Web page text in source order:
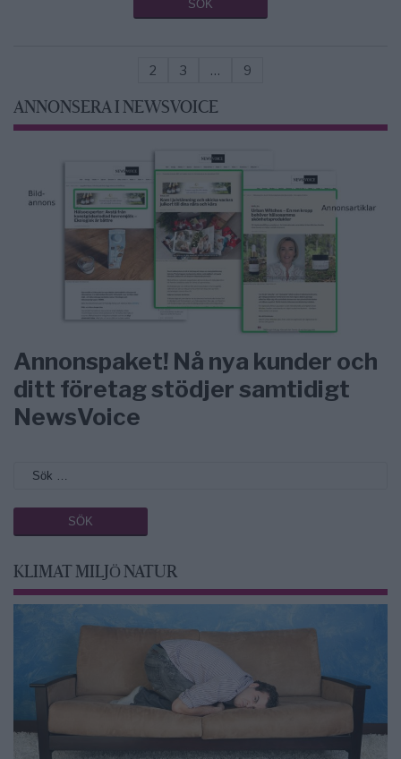
2 3 … 9
ANNONSERA I NEWSVOICE
Annonspaket! Nå nya kunder och
ditt företag stödjer samtidigt
NewsVoice
KLIMAT MILJÖ NATUR